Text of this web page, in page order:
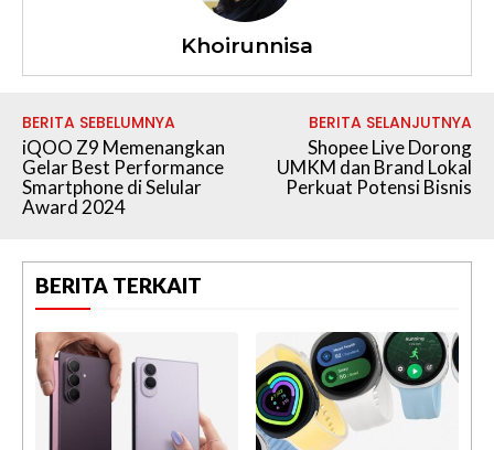
Khoirunnisa
BERITA SEBELUMNYA
iQOO Z9 Memenangkan
Gelar Best Performance
Smartphone di Selular
Award 2024
BERITA SELANJUTNYA
Shopee Live Dorong
UMKM dan Brand Lokal
Perkuat Potensi Bisnis
BERITA TERKAIT